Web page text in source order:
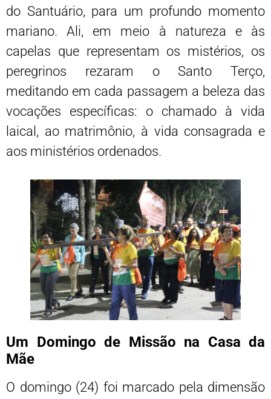
do Santuário, para um profundo momento
mariano. Ali, em meio à natureza e às
capelas que representam os mistérios, os
peregrinos rezaram o Santo Terço,
meditando em cada passagem a beleza das
vocações específicas: o chamado à vida
laical, ao matrimônio, à vida consagrada e
aos ministérios ordenados.
Um Domingo de Missão na Casa da
Mãe
O domingo (24) foi marcado pela dimensão